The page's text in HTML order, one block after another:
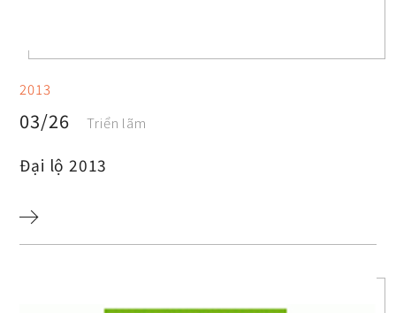
2013
03/26 Triển lãm
Đại lộ 2013